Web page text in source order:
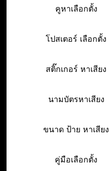
คูหาเลือกตั้ง
โปสเตอร์ เลือกตั้ง
สติ๊กเกอร์ หาเสียง
นามบัตรหาเสียง
ขนาด ป้าย หาเสียง
คู่มือเลือกตั้ง